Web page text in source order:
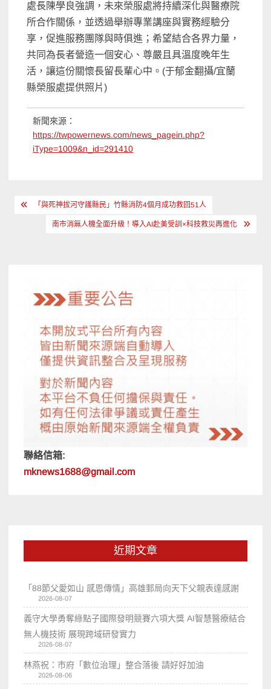
處長陳學良強調，未來榮服處將持續深化與醫療院
所合作關係，並透過舉辦專業講座與實務經驗分
享，促進服務團隊與時俱進；希望結合各界力量，
共同為長者營造一個安心、尊嚴且具溫度晚年生
活，讓這份關懷長留長輩心中。(于郁金翻攝/宜蘭
縣榮服處提供照片)
新聞來源：
https://twpowernews.com/news_pagein.php?
iType=1009&n_id=291410
文 「與死神拔河守護縣民」竹縣消防4個月成功救回51人
南市消無人機全面升級！導入AI赴美受訓×科技救災再進化
聯絡信箱:
mknews1688@gmail.com
近期文章
「88節父愛如山 感恩傳情」高雄郵局向天下父親表達感謝
2026-08-07
義守大學勇奪綠點子國際發明競賽六項大獎 AI智慧醫療結合
無人機技術 展現跨域研發實力
2026-08-07
林燕祝：市府「數位治理」整合落後 請好好加油
2026-08-06